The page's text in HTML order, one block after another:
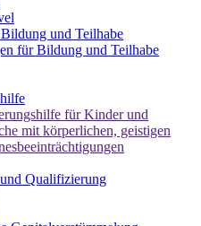
und Teilhabe
für Bildung und Teilhabe
für Kinder und
mit körperlichen, geistigen
Qualifizierung